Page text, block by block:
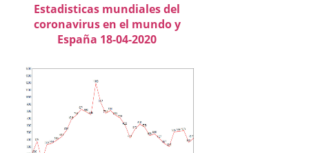
Estadisticas mundiales del
coronavirus en el mundo y
España 18-04-2020